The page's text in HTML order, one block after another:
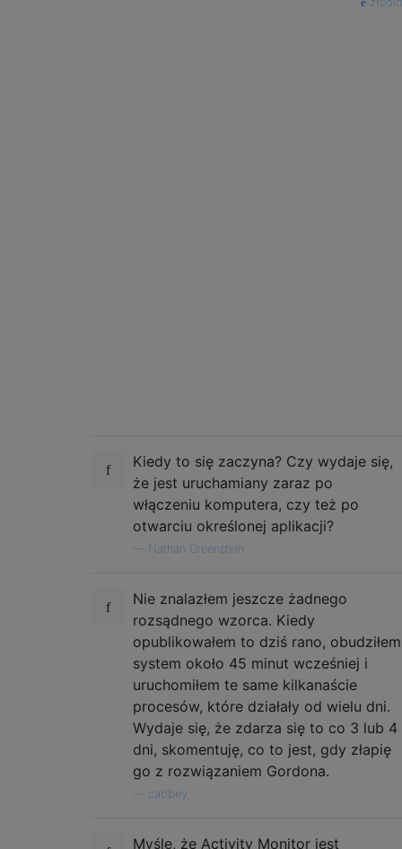
Kiedy to się zaczyna? Czy wydaje się,
że jest uruchamiany zaraz po
włączeniu komputera, czy też po
otwarciu określonej aplikacji?
Nathan Greenstein
Nie znalazłem jeszcze żadnego
rozsądnego wzorca. Kiedy
opublikowałem to dziś rano, obudziłem
system około 45 minut wcześniej i
uruchomiłem te same kilkanaście
procesów, które działały od wielu dni.
Wydaje się, że zdarza się to co 3 lub 4
dni, skomentuję, co to jest, gdy złapię
go z rozwiązaniem Gordona.
cabbey
Myślę, że Activity Monitor jest